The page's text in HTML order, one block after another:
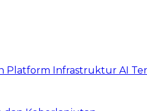
Platform Infrastruktur AI